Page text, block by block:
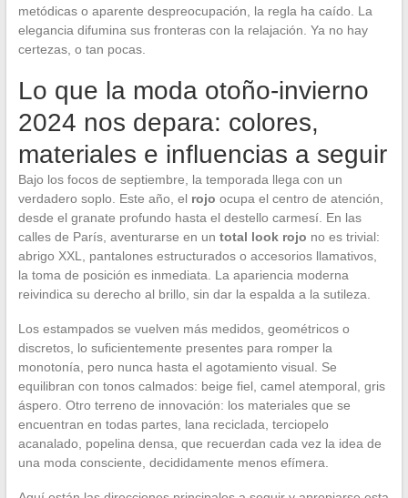
metódicas o aparente despreocupación, la regla ha caído. La
elegancia difumina sus fronteras con la relajación. Ya no hay
certezas, o tan pocas.
Lo que la moda otoño-invierno
2024 nos depara: colores,
materiales e influencias a seguir
Bajo los focos de septiembre, la temporada llega con un
verdadero soplo. Este año, el rojo ocupa el centro de atención,
desde el granate profundo hasta el destello carmesí. En las
calles de París, aventurarse en un total look rojo no es trivial:
abrigo XXL, pantalones estructurados o accesorios llamativos,
la toma de posición es inmediata. La apariencia moderna
reivindica su derecho al brillo, sin dar la espalda a la sutileza.
Los estampados se vuelven más medidos, geométricos o
discretos, lo suficientemente presentes para romper la
monotonía, pero nunca hasta el agotamiento visual. Se
equilibran con tonos calmados: beige fiel, camel atemporal, gris
áspero. Otro terreno de innovación: los materiales que se
encuentran en todas partes, lana reciclada, terciopelo
acanalado, popelina densa, que recuerdan cada vez la idea de
una moda consciente, decididamente menos efímera.